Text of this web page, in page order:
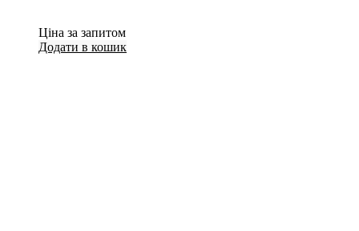
Ціна за запитом
Додати в кошик